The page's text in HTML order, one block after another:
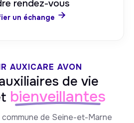
rendez-vous
un échange 
AUXICARE AVON
de vie
bienveillantes
de Seine-et-Marne